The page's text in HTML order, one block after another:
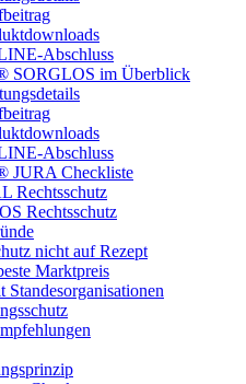
Abschluss
SORGLOS im Überblick
Abschluss
JURA Checkliste
Rechtsschutz
Rechtsschutz
nicht auf Rezept
Marktpreis